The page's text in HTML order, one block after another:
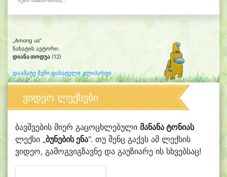
„Among us“
ნახატის ავტორი:
დიანა თოდუა (12)
დაამატე შენი დახატული კლიპარტი
ვიდეო ლექსები
ბავშვების მიერ გაცოცხლებული მანანა ტონიას
ლექსი „ბუნების ენა“. თუ შენც გაქვს ამ ლექსის
ვიდეო, გამოგვიგზავნე და გაუზიარე ის სხვებსაც!